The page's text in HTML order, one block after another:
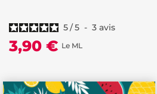
5/5 - 3 avis
3,90 € Le ML